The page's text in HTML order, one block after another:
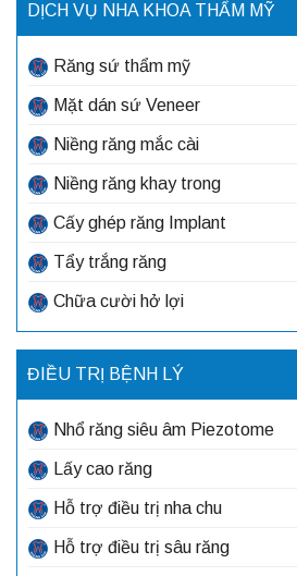
DỊCH VỤ NHA KHOA THẨM MỸ
Răng sứ thẩm mỹ
Mặt dán sứ Veneer
Niềng răng mắc cài
Niềng răng khay trong
Cấy ghép răng Implant
Tẩy trắng răng
Chữa cười hở lợi
ĐIỀU TRỊ BỆNH LÝ
Nhổ răng siêu âm Piezotome
Lấy cao răng
Hỗ trợ điều trị nha chu
Hỗ trợ điều trị sâu răng